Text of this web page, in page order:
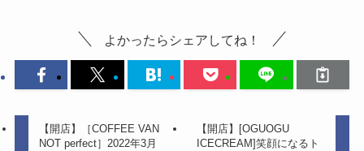
よかったらシェアしてね！
【開店】［COFFEE VAN
NOT perfect］2022年3月
【開店】[OGUOGU
ICECREAM]笑顔になるト